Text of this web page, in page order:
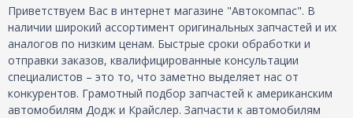
Приветствуем Вас в интернет магазине "Автокомпас". В
наличии широкий ассортимент оригинальных запчастей и их
аналогов по низким ценам. Быстрые сроки обработки и
отправки заказов, квалифицированные консультации
специалистов – это то, что заметно выделяет нас от
конкурентов. Грамотный подбор запчастей к американским
автомобилям Додж и Крайслер. Запчасти к автомобилям